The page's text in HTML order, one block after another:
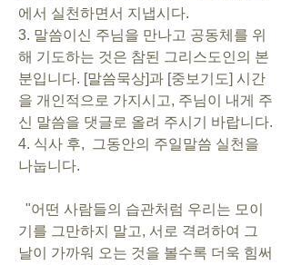
에서 실천하면서 지냅시다.
3. 말씀이신 주님을 만나고 공동체를 위
해 기도하는 것은 참된 그리스도인의 본
분입니다. [말씀묵상]과 [중보기도] 시간
을 개인적으로 가지시고, 주님이 내게 주
4. 식사 후,  그동안의 주일말씀 실천을
나눕니다.
기를 그만하지 말고, 서로 격려하여 그
날이 가까워 오는 것을 볼수록 더욱 힘써